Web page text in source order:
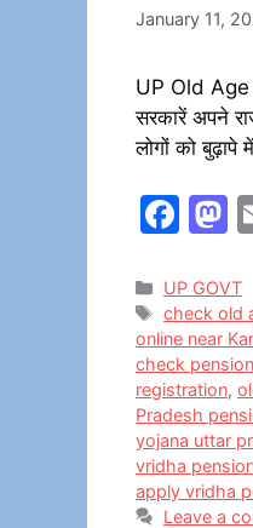
January 11,
UP Old Age
सरकारें अपने
लोगों को
F
c
e
b
o
o
k
st
o
d
o
n
Categories
UP GOVT
Tags
check old
online near
check
registration,
Pradesh
yojana uttar
vridha
apply vridha
Leave a